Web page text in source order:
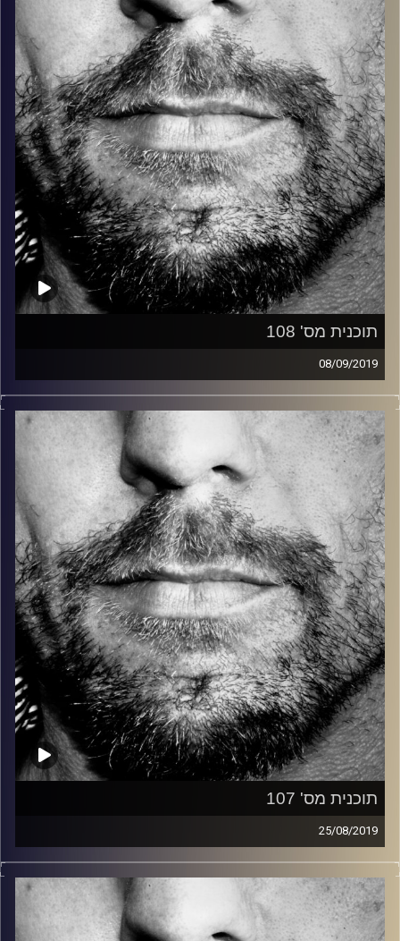
קרדיט תמונות: David Goehring
תוכנית מס' 108
08/09/2019
זיפים, מוזיקה מחוספסת של הופעות חיות. הרבה ג'אם, רוק,
בלוז, bluegrass, ג'אז, Fאנק, פרוגרסיב ואפילו אלקטרוניקה.
כל מה שחי, אמיתי ונושם.
עם שמוליק רגב.
קרדיט תמונות: David Goehring
תוכנית מס' 107
25/08/2019
זיפים, מוזיקה מחוספסת של הופעות חיות. הרבה ג'אם, רוק,
בלוז, bluegrass, ג'אז, Fאנק, פרוגרסיב ואפילו אלקטרוניקה.
כל מה שחי, אמיתי ונושם.
עם שמוליק רגב.